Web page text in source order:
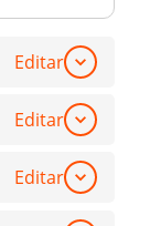
Editar
Editar
Editar